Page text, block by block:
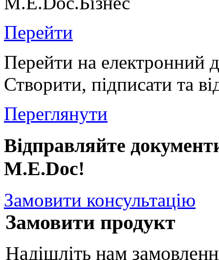
Перейти
Перейти на електронний
Створити, підписати та
Переглянути
Відправляйте
M.E.Doc!
Замовити консультацію
Замовити продукт
Надішліть нам